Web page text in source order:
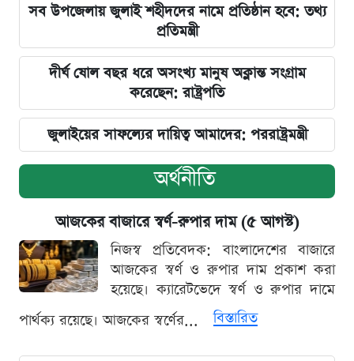
সব উপজেলায় জুলাই শহীদদের নামে প্রতিষ্ঠান হবে: তথ্য
প্রতিমন্ত্রী
দীর্ঘ ষোল বছর ধরে অসংখ্য মানুষ অক্লান্ত সংগ্রাম
করেছেন: রাষ্ট্রপতি
জুলাইয়ের সাফল্যের দায়িত্ব আমাদের: পররাষ্ট্রমন্ত্রী
অর্থনীতি
আজকের বাজারে স্বর্ণ-রুপার দাম (৫ আগস্ট)
নিজস্ব প্রতিবেদক: বাংলাদেশের বাজারে
আজকের স্বর্ণ ও রুপার দাম প্রকাশ করা
হয়েছে। ক্যারেটভেদে স্বর্ণ ও রুপার দামে
পার্থক্য রয়েছে। আজকের স্বর্ণের...
বিস্তারিত